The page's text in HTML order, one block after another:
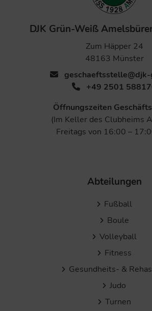
DJK Grün-Weiß
Zum Häpper 24
48163 Münster
+49 2501
Öffnungszeiten
(Im Keller des Clubheims
Freitags von 16:00 –
Abteilungen
Fußball
Boule
Volleyball
Fitness
Gesundheits- &
Judo
Turnen